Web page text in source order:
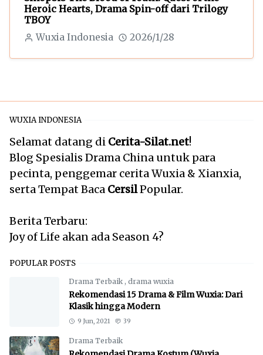
Heroic Hearts, Drama Spin-off dari Trilogy
TBOY
Wuxia Indonesia 2026/1/28
WUXIA INDONESIA
Selamat datang di Cerita-Silat.net!
Blog Spesialis Drama China untuk para
pecinta, penggemar cerita Wuxia & Xianxia,
serta Tempat Baca CersilPopular.
Berita Terbaru:
Joy of Life akan ada Season 4?
POPULAR POSTS
Drama Terbaik , drama wuxia
Rekomendasi 15 Drama & Film Wuxia: Dari
Klasik hingga Modern
9 Jun, 2021 39
Drama Terbaik